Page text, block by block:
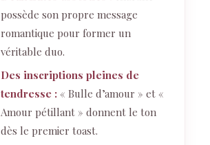
possède son propre message
romantique pour former un
véritable duo.
Des inscriptions pleines de
tendresse :« Bulle d’amour » et «
Amour pétillant » donnent le ton
dès le premier toast.